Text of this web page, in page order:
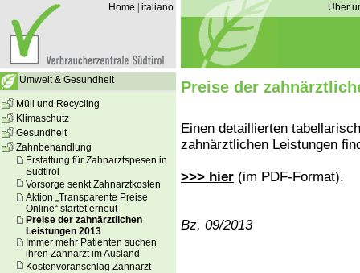
Home italiano
Umwelt & Gesundheit
Müll und Recycling
Klimaschutz
Gesundheit
Zahnbehandlung
Erstattung für Zahnarztspesen in
Südtirol
Vorsorge senkt Zahnarztkosten
Aktion „Transparente Preise
Online“ startet erneut
Preise der zahnärztlichen
Leistungen 2013
Immer mehr Patienten suchen
ihren Zahnarzt im Ausland
Kostenvoranschlag Zahnarzt
Über
Preise der
Einen detaillierten
zahnärztlichen Leistungen
>>> hier (im PDF-Format).
Bz, 09/2013